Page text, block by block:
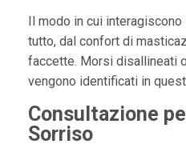
Il modo in cui
tutto, dal confort di
faccette. Morsi disallineati
vengono identificati in
Consultazione
Sorriso